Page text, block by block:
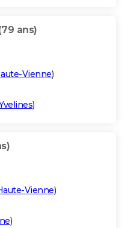
ans)
Vienne)
)
Vienne)
)